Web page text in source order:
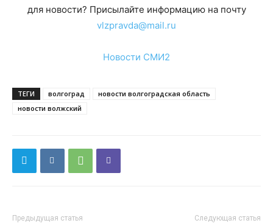
для новости? Присылайте информацию на почту
vlzpravda@mail.ru
Новости СМИ2
ТЕГИ волгоград
новости волгоградская область
новости волжский
Предыдущая статья Следующая статья